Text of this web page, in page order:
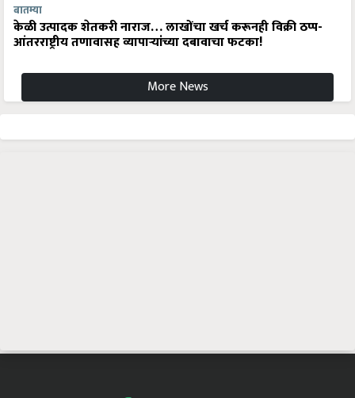
बातम्या
केळी उत्पादक शेतकरी नाराज… लाखोंचा खर्च करूनही विक्री ठप्प-
आंतरराष्ट्रीय तणावासह व्यापाऱ्यांच्या दबावाचा फटका!
More News